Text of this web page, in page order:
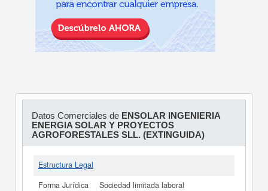
Datos Comerciales de ENSOLAR INGENIERIA
ENERGIA SOLAR Y PROYECTOS
AGROFORESTALES SLL. (EXTINGUIDA)
Estructura Legal
Forma Jurídica
Sociedad limitada laboral